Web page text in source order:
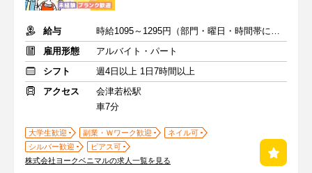
給与
時給1095～1295円（部門・曜日・時間帯による）＋交通費
雇用形態
アルバイト・パート
シフト
週4日以上 1日7時間以上
アクセス
会津若松駅
車7分
大学生歓迎 副業・Ｗワーク歓迎
ネイル可
シルバー歓迎
ピアス可
株式会社ヨークベニマルの求人一覧を見る